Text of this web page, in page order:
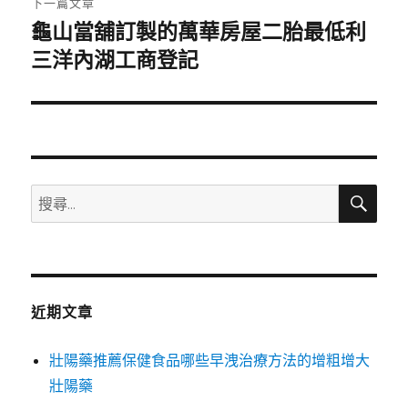
下
一
文
龜山當舖訂製的萬華房屋二胎最低利
三洋內湖工商登記
搜
尋
鍵
搜
近期文章
壯陽藥推薦保健食品哪些早洩治療方法的增粗增大
壯陽藥